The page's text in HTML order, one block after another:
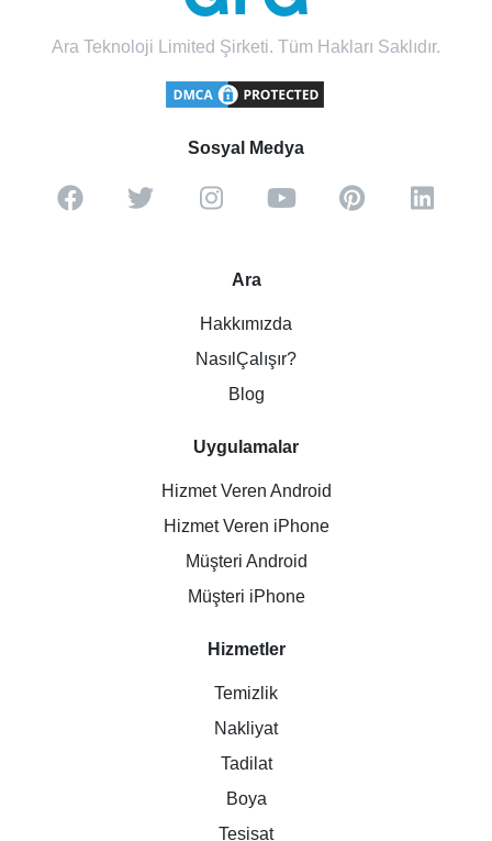
Ara Teknoloji Limited Şirketi. Tüm Hakları Saklıdır.
Sosyal Medya
Ara
Hakkımızda
NasılÇalışır?
Blog
Uygulamalar
Hizmet Veren Android
Hizmet Veren iPhone
Müşteri Android
Müşteri iPhone
Hizmetler
Temizlik
Nakliyat
Tadilat
Boya
Tesisat